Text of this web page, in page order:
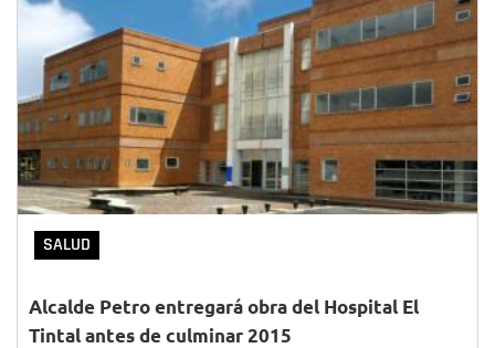
SALUD
Alcalde Petro entregará obra del Hospital El
Tintal antes de culminar 2015